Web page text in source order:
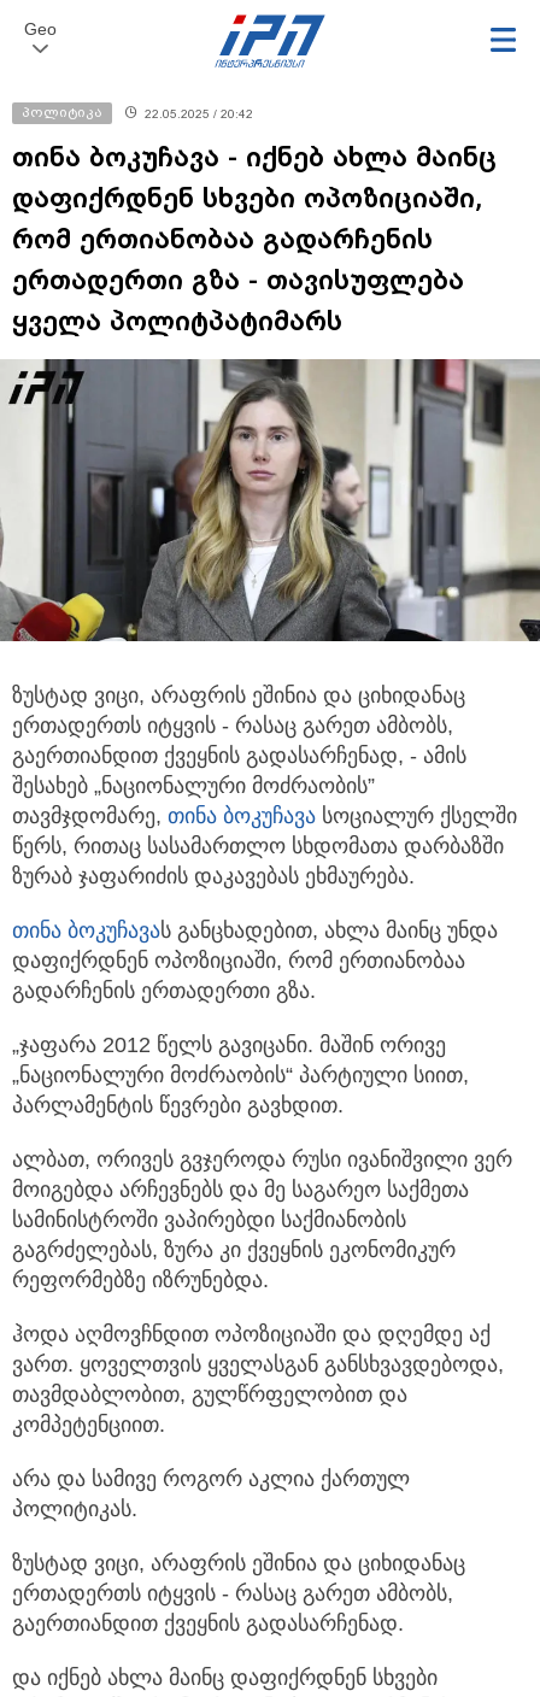
Geo
პოლიტიკა 22.05.2025 / 20:42
თინა ბოკუჩავა - იქნებ ახლა მაინც
დაფიქრდნენ სხვები ოპოზიციაში,
რომ ერთიანობაა გადარჩენის
ერთადერთი გზა - თავისუფლება
ყველა პოლიტპატიმარს
ზუსტად ვიცი, არაფრის ეშინია და ციხიდანაც
ერთადერთს იტყვის - რასაც გარეთ ამბობს,
გაერთიანდით ქვეყნის გადასარჩენად, - ამის
შესახებ „ნაციონალური მოძრაობის”
თავმჯდომარე, თინა ბოკუჩავა სოციალურ ქსელში
წერს, რითაც სასამართლო სხდომათა დარბაზში
ზურაბ ჯაფარიძის დაკავებას ეხმაურება.
თინა ბოკუჩავას განცხადებით, ახლა მაინც უნდა
დაფიქრდნენ ოპოზიციაში, რომ ერთიანობაა
გადარჩენის ერთადერთი გზა.
„ჯაფარა 2012 წელს გავიცანი. მაშინ ორივე
„ნაციონალური მოძრაობის“ პარტიული სიით,
პარლამენტის წევრები გავხდით.
ალბათ, ორივეს გვჯეროდა რუსი ივანიშვილი ვერ
მოიგებდა არჩევნებს და მე საგარეო საქმეთა
სამინისტროში ვაპირებდი საქმიანობის
გაგრძელებას, ზურა კი ქვეყნის ეკონომიკურ
რეფორმებზე იზრუნებდა.
ჰოდა აღმოვჩნდით ოპოზიციაში და დღემდე აქ
ვართ. ყოველთვის ყველასგან განსხვავდებოდა,
თავმდაბლობით, გულწრფელობით და
კომპეტენციით.
არა და სამივე როგორ აკლია ქართულ
პოლიტიკას.
ზუსტად ვიცი, არაფრის ეშინია და ციხიდანაც
ერთადერთს იტყვის - რასაც გარეთ ამბობს,
გაერთიანდით ქვეყნის გადასარჩენად.
და იქნებ ახლა მაინც დაფიქრდნენ სხვები